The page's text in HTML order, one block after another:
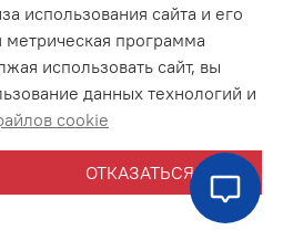
система ЯНДЕКС
технологии
рассылки рекламно-
использования сайта и его
программа
использовать сайт, вы
данных технологий и
cookie
ОТКАЗАТЬСЯ